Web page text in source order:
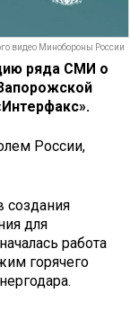
видео Минобороны России
ряда СМИ о
России,
создания
для
работа
горячего